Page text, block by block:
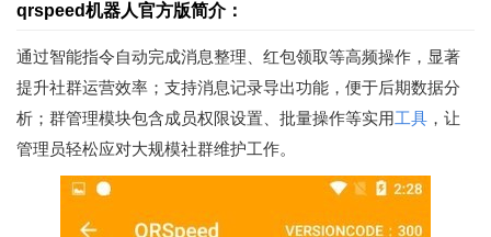
qrspeed机器人官方版简介：
通过智能指令自动完成消息整理、红包领取等高频操作，显著
提升社群运营效率；支持消息记录导出功能，便于后期数据分
析；群管理模块包含成员权限设置、批量操作等实用工具 ，让
管理员轻松应对大规模社群维护工作。